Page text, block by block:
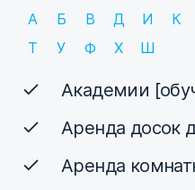
А Б В Д И К
Т
У Ф Х Ш
Академии
Аренда досок
Аренда